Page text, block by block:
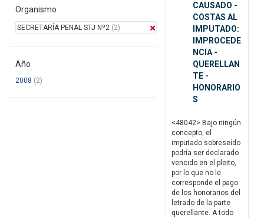
Organismo
SECRETARÍA PENAL STJ Nº2 (2)
Año
2008 (2)
CAUSADO -
COSTAS AL
IMPUTADO:
IMPROCEDE
NCIA -
QUERELLAN
TE -
HONORARIO
S
<48042> Bajo ningún
concepto, el
imputado sobreseído
podría ser declarado
vencido en el pleito,
por lo que no le
corresponde el pago
de los honorarios del
letrado de la parte
querellante. A todo